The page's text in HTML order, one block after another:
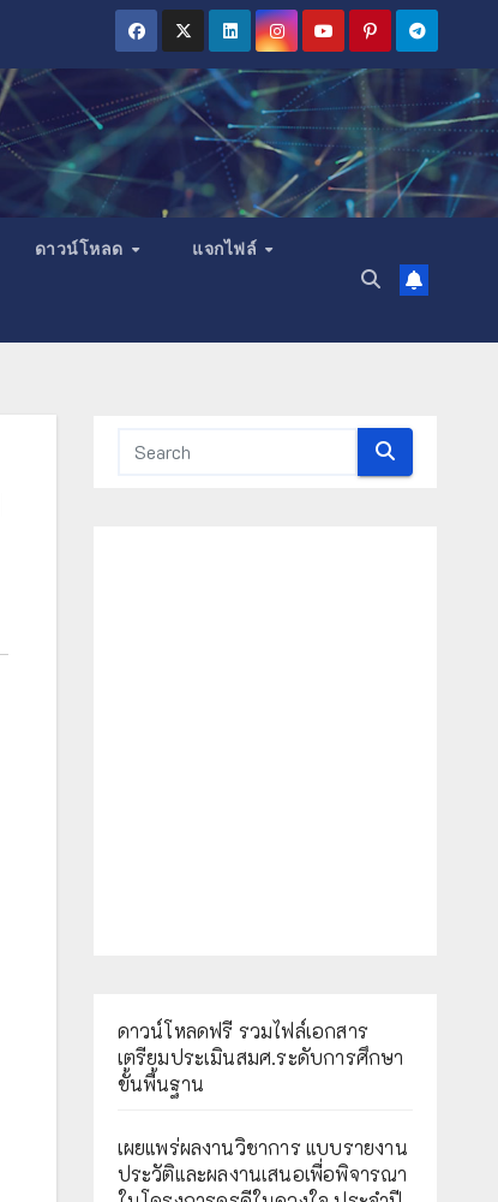
ดาวน์โหลด แจกไฟล์
ดาวน์โหลดฟรี รวมไฟล์เอกสาร
เตรียมประเมินสมศ.ระดับการศึกษา
ขั้นพื้นฐาน
เผยแพร่ผลงานวิชาการ แบบรายงาน
ประวัติและผลงานเสนอเพื่อพิจารณา